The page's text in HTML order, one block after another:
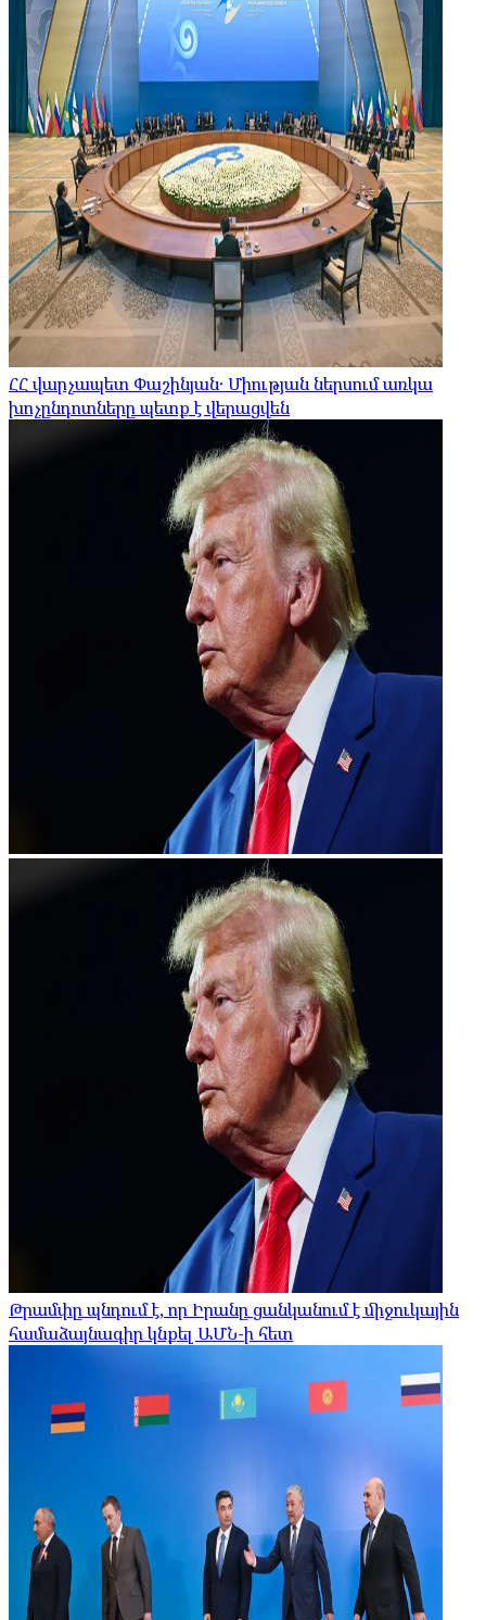
ՀՀ վարչապետ Փաշինյան․ Միության ներսում առկա
խոչընդոտները պետք է վերացվեն
Թրամփը պնդում է, որ Իրանը ցանկանում է միջուկային
համաձայնագիր կնքել ԱՄՆ-ի հետ